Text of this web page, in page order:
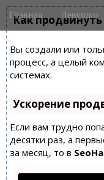
Как
Вы создали или
процесс, а целый
системах.
Ускорение
Если вам трудно
десятки раз, а
за месяц, то в
M
a
n
m
e
n
u
i
Главная Девушки